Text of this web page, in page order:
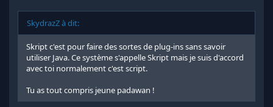
SkydrazZ à dit:
Skript c'est pour faire des sortes de plug-ins sans savoir
utiliser Java. Ce système s'appelle Skript mais je suis d'accord
avec toi normalement c'est script.
Tu as tout compris jeune padawan !